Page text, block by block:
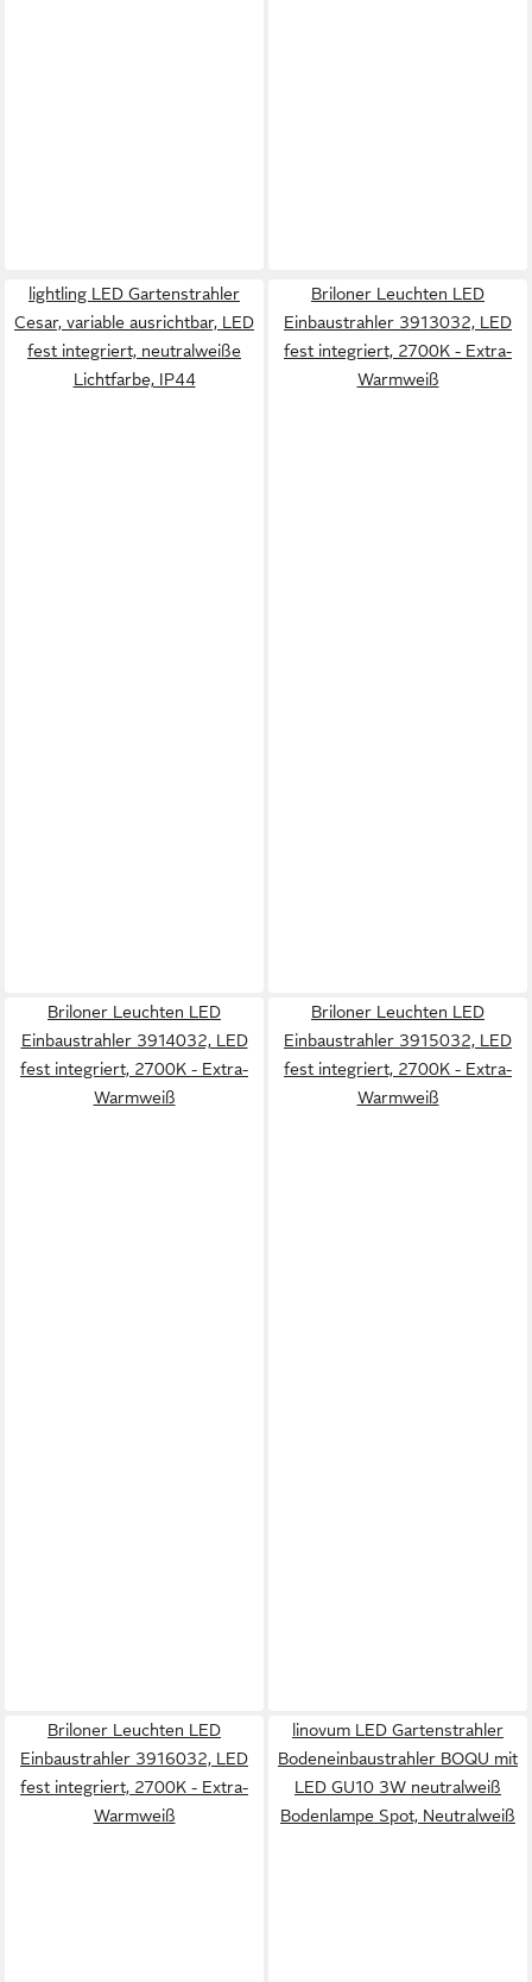
lightling LED Gartenstrahler
Cesar, variable ausrichtbar, LED
fest integriert, neutralweiße
Lichtfarbe, IP44
Briloner Leuchten LED
Einbaustrahler 3913032, LED
fest integriert, 2700K - Extra-
Warmweiß
Briloner Leuchten LED
Einbaustrahler 3914032, LED
fest integriert, 2700K - Extra-
Warmweiß
Briloner Leuchten LED
Einbaustrahler 3915032, LED
fest integriert, 2700K - Extra-
Warmweiß
Briloner Leuchten LED
Einbaustrahler 3916032, LED
fest integriert, 2700K - Extra-
Warmweiß
linovum LED Gartenstrahler
Bodeneinbaustrahler BOQU mit
LED GU10 3W neutralweiß
Bodenlampe Spot, Neutralweiß